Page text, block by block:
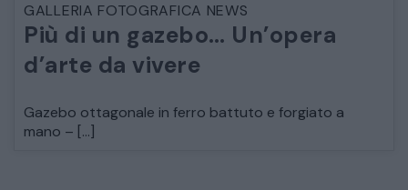
GALLERIA FOTOGRAFICA NEWS
Più di un gazebo… Un’opera
d’arte da vivere
Gazebo ottagonale in ferro battuto e forgiato a
mano – […]